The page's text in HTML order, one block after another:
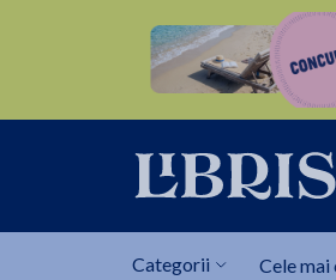
Categorii Cele